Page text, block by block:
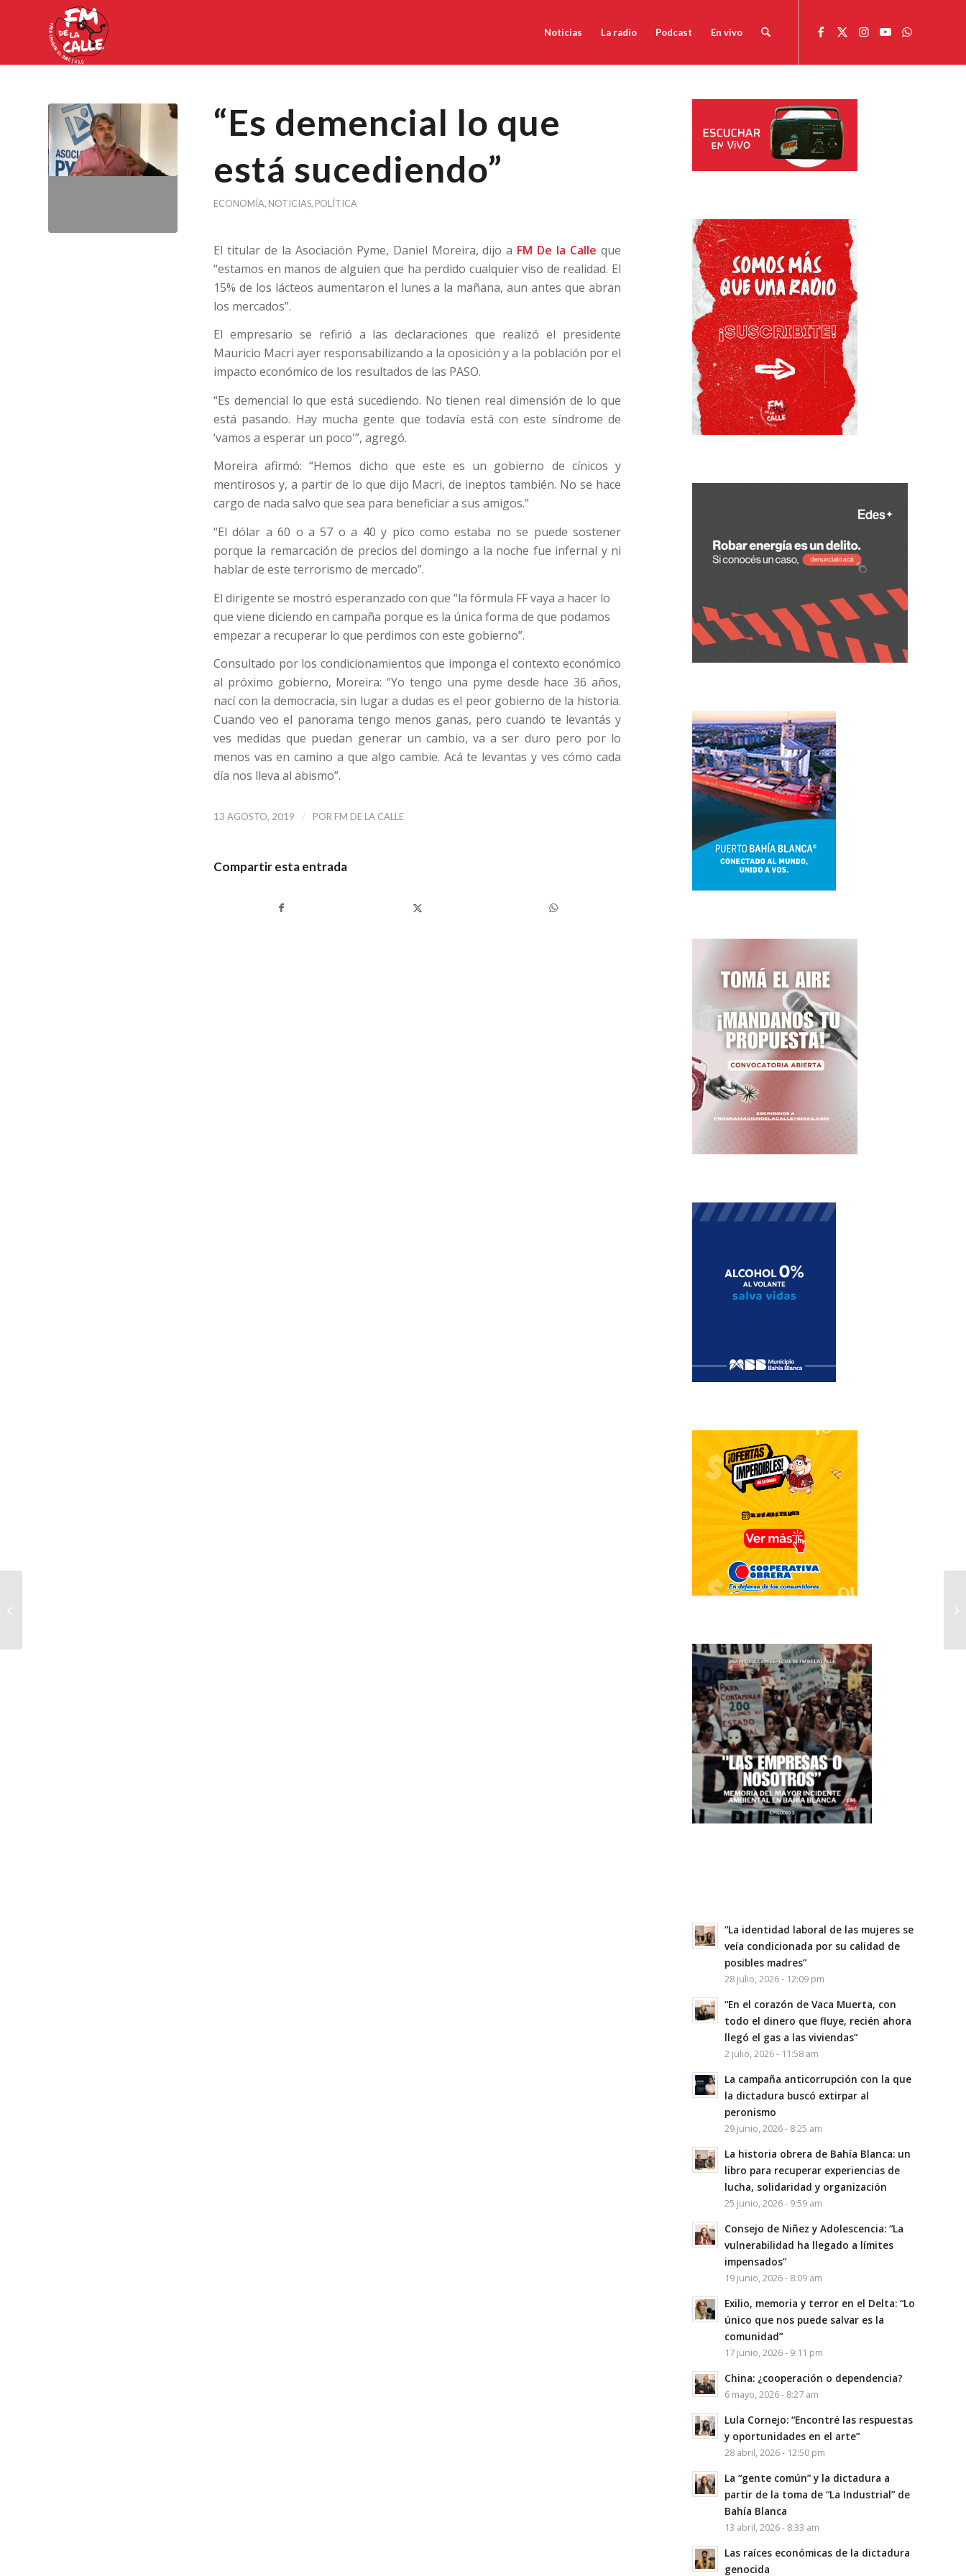
Noticias La radio Podcast En vivo
“Es demencial lo que
está sucediendo”
ECONOMÍA, NOTICIAS, POLÍTICA
El titular de la Asociación Pyme, Daniel Moreira, dijo a FM De la Calle que
“estamos en manos de alguien que ha perdido cualquier viso de realidad. El
15% de los lácteos aumentaron el lunes a la mañana, aun antes que abran
los mercados”.
El empresario se refirió a las declaraciones que realizó el presidente
Mauricio Macri ayer responsabilizando a la oposición y a la población por el
impacto económico de los resultados de las PASO.
“Es demencial lo que está sucediendo. No tienen real dimensión de lo que
está pasando. Hay mucha gente que todavía está con este síndrome de
‘vamos a esperar un poco'”, agregó.
Moreira afirmó: “Hemos dicho que este es un gobierno de cínicos y
mentirosos y, a partir de lo que dijo Macri, de ineptos también. No se hace
cargo de nada salvo que sea para beneficiar a sus amigos.”
“El dólar a 60 o a 57 o a 40 y pico como estaba no se puede sostener
porque la remarcación de precios del domingo a la noche fue infernal y ni
hablar de este terrorismo de mercado”.
El dirigente se mostró esperanzado con que “la fórmula FF vaya a hacer lo
que viene diciendo en campaña porque es la única forma de que podamos
empezar a recuperar lo que perdimos con este gobierno”.
Consultado por los condicionamientos que imponga el contexto económico
al próximo gobierno, Moreira: “Yo tengo una pyme desde hace 36 años,
nací con la democracia, sin lugar a dudas es el peor gobierno de la historia.
Cuando veo el panorama tengo menos ganas, pero cuando te levantás y
ves medidas que puedan generar un cambio, va a ser duro pero por lo
menos vas en camino a que algo cambie. Acá te levantas y ves cómo cada
día nos lleva al abismo”.
13 AGOSTO, 2019 / POR FM DE LA CALLE
Compartir esta entrada
“La identidad laboral de las mujeres se
veía condicionada por su calidad de
posibles madres”
28 julio, 2026 - 12:09 pm
“En el corazón de Vaca Muerta, con
todo el dinero que fluye, recién ahora
llegó el gas a las viviendas”
2 julio, 2026 - 11:58 am
La campaña anticorrupción con la que
la dictadura buscó extirpar al
peronismo
29 junio, 2026 - 8:25 am
La historia obrera de Bahía Blanca: un
libro para recuperar experiencias de
lucha, solidaridad y organización
25 junio, 2026 - 9:59 am
Consejo de Niñez y Adolescencia: “La
vulnerabilidad ha llegado a límites
impensados”
19 junio, 2026 - 8:09 am
Exilio, memoria y terror en el Delta: “Lo
único que nos puede salvar es la
comunidad”
17 junio, 2026 - 9:11 pm
China: ¿cooperación o dependencia?
6 mayo, 2026 - 8:27 am
Lula Cornejo: “Encontré las respuestas
y oportunidades en el arte”
28 abril, 2026 - 12:50 pm
La “gente común” y la dictadura a
partir de la toma de “La Industrial” de
Bahía Blanca
13 abril, 2026 - 8:33 am
Las raíces económicas de la dictadura
genocida